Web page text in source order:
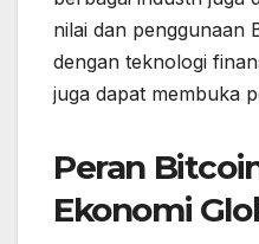
nilai dan penggunaan
dengan teknologi
juga dapat membuka
Peran
Ekonomi